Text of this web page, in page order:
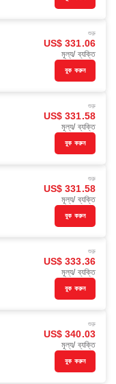
শুরু
US$ 331.06
মূল্য/ ব্যক্তি
বুক করুন
শুরু
US$ 331.58
মূল্য/ ব্যক্তি
বুক করুন
শুরু
US$ 331.58
মূল্য/ ব্যক্তি
বুক করুন
শুরু
US$ 333.36
মূল্য/ ব্যক্তি
বুক করুন
শুরু
US$ 340.03
মূল্য/ ব্যক্তি
বুক করুন